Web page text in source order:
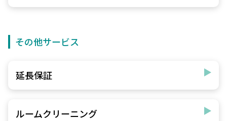
その他サービス
延長保証
ルームクリーニング